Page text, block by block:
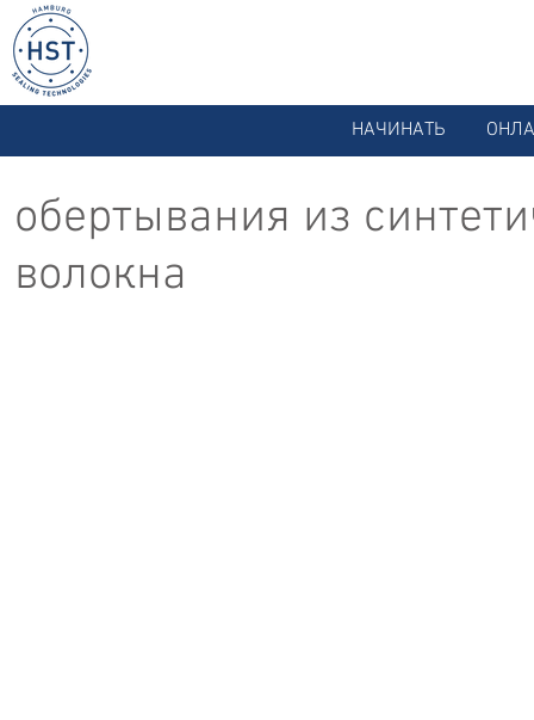
НАЧИНАТЬ
обертывания из
волокна